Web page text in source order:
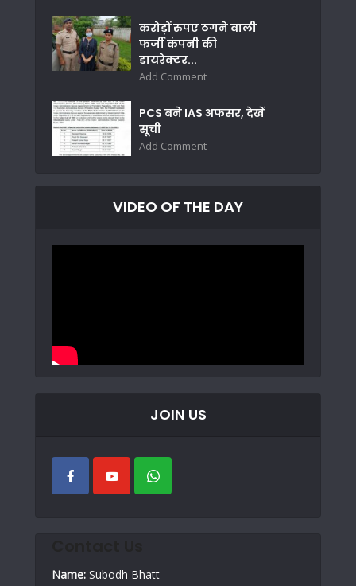
करोड़ों रुपए ठगने वाली
फर्जी कंपनी की
डायरेक्टर...
Add Comment
PCS बने IAS अफसर, देखें
सूची
Add Comment
VIDEO OF THE DAY
JOIN US
Name: Subodh Bhatt